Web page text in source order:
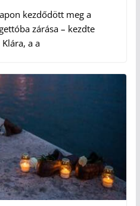
kezdődött meg a
zárása – kezdte
a a